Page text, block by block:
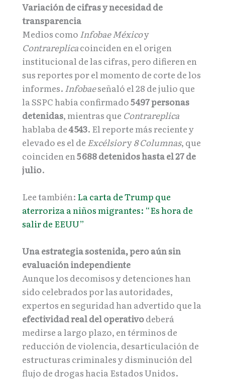
Variación de cifras y necesidad de
transparencia
Medios como Infobae Méxicoy
Contrareplicacoinciden en el origen
institucional de las cifras, pero difieren en
sus reportes por el momento de corte de los
informes. Infobaeseñaló el 28 de julio que
la SSPC había confirmado5497 personas
detenidas, mientras que Contrareplica
hablaba de4543. El reporte más reciente y
elevado es el de Excélsiory8 Columnas, que
coinciden en5688 detenidos hasta el 27 de
julio.
Lee también: La carta de Trump que
aterroriza a niños migrantes: “Es hora de
salir de EEUU”
Una estrategia sostenida, pero aún sin
evaluación independiente
Aunque los decomisos y detenciones han
sido celebrados por las autoridades,
expertos en seguridad han advertido que la
efectividad real del operativodeberá
medirse a largo plazo, en términos de
reducción de violencia, desarticulación de
estructuras criminales y disminución del
flujo de drogas hacia Estados Unidos.